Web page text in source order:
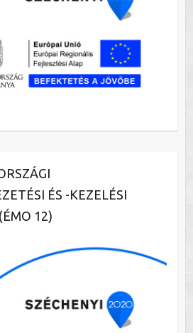
ÉS -KEZELÉSI
12)